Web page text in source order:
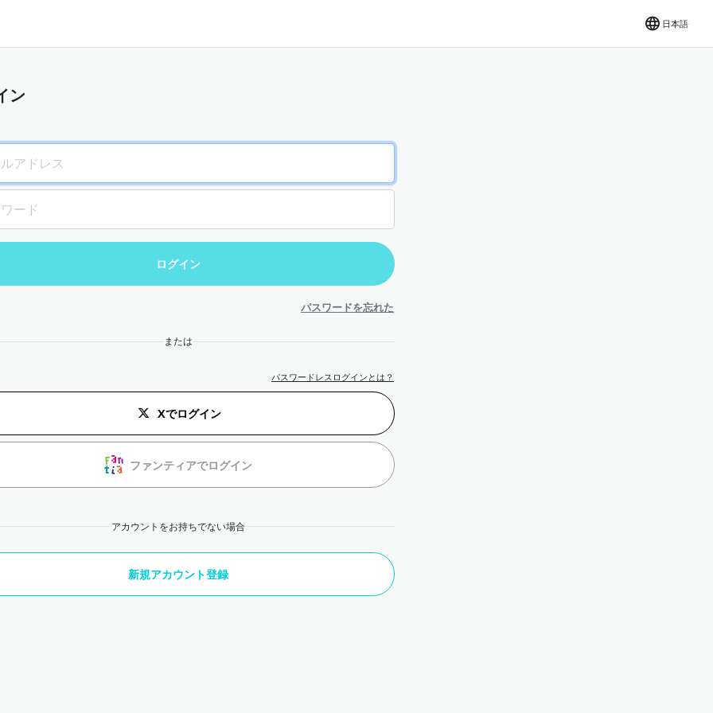
日本語
ン
パスワードを忘れた
または
パスワードレスログインとは？
Xでログイン
ファンティアでログイン
アカウントをお持ちでない場合
新規アカウント登録